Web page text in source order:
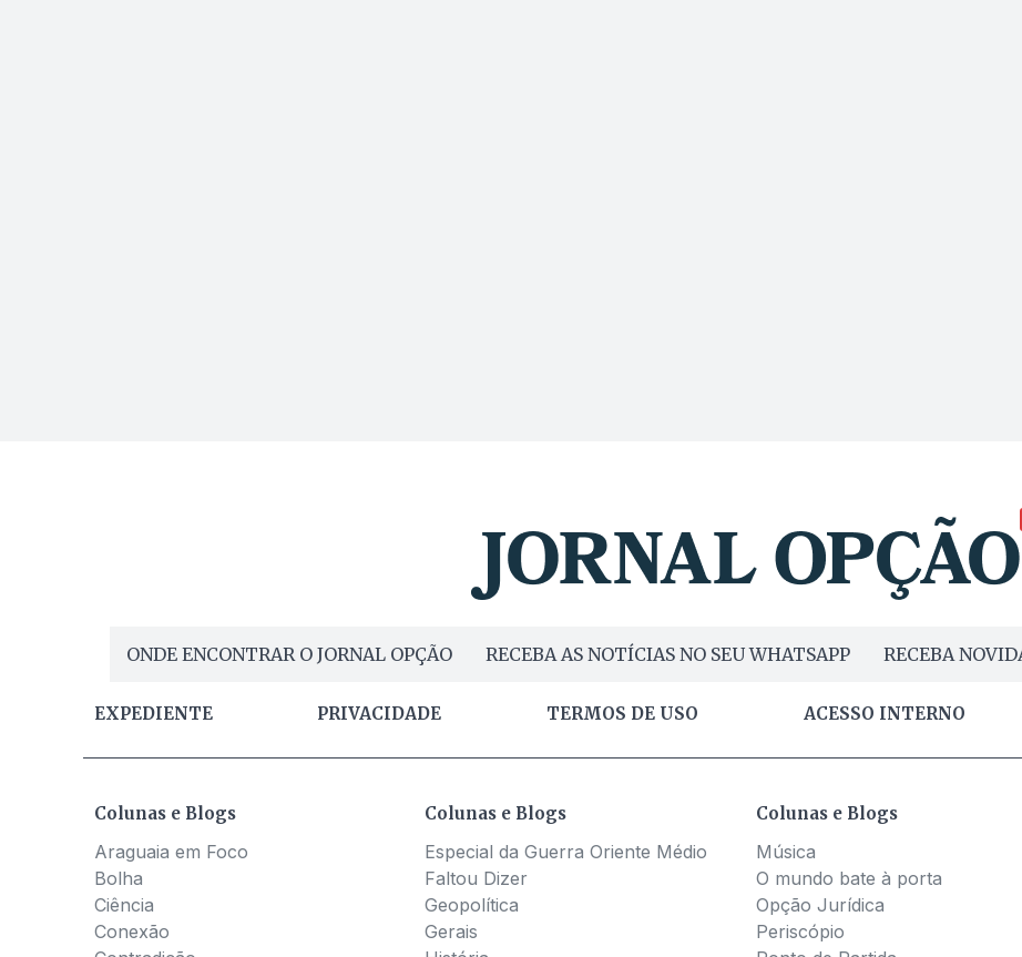
ONDE ENCONTRAR O JORNAL OPÇÃO RECEBA AS NOTÍCIAS NO SEU WHATSAPP RECEBA
EXPEDIENTE PRIVACIDADE TERMOS DE USO ACESSO INTERNO
Colunas e Blogs
Araguaia em Foco
Bolha
Ciência
Conexão
Colunas e Blogs
Especial da Guerra Oriente Médio
Faltou Dizer
Geopolítica
Gerais
Colunas e Blogs
Música
O mundo bate à porta
Opção Jurídica
Periscópio